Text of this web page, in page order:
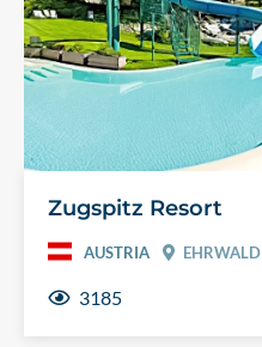
Zugspitz Resort
AUSTRIA EHRWALD
3185